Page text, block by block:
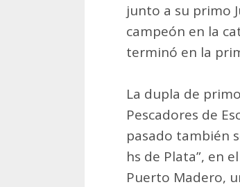
junto a su primo
campeón en la
terminó en la
La dupla de
Pescadores de
pasado también
hs de Plata”, en
Puerto Madero,